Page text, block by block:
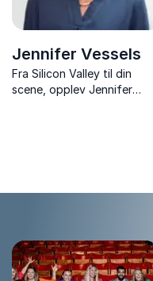
Jennifer Vessels
Fra Silicon Valley til din
scene, opplev Jennifer